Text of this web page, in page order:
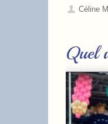
Céline
Quel